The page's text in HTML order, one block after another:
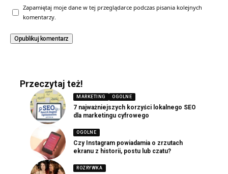
Zapamiętaj moje dane w tej przeglądarce podczas pisania kolejnych
komentarzy.
Przeczytaj też!
MARKETING OGOLNE
7 najważniejszych korzyści lokalnego SEO
dla marketingu cyfrowego
OGOLNE
Czy Instagram powiadamia o zrzutach
ekranu z historii, postu lub czatu?
ROZRYWKA